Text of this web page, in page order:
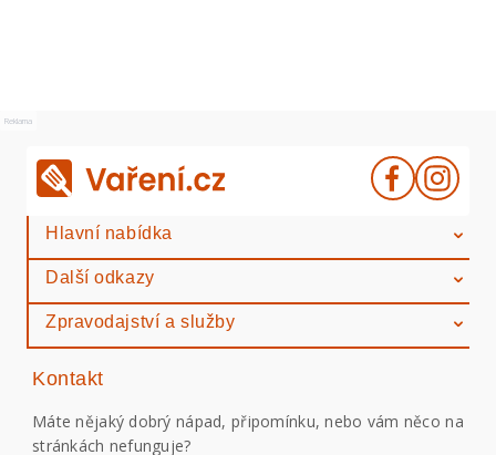
Reklama
Hlavní nabídka
Další odkazy
Zpravodajství a služby
Kontakt
Máte nějaký dobrý nápad, připomínku, nebo vám něco na
stránkách nefunguje?